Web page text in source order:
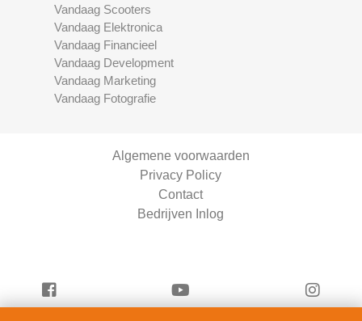
Vandaag Scooters
Vandaag Elektronica
Vandaag Financieel
Vandaag Development
Vandaag Marketing
Vandaag Fotografie
Algemene voorwaarden
Privacy Policy
Contact
Bedrijven Inlog